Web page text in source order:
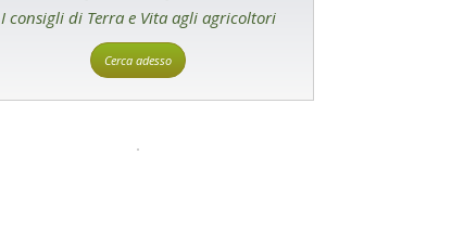
I consigli di Terra e Vita agli agricoltori
Cerca adesso